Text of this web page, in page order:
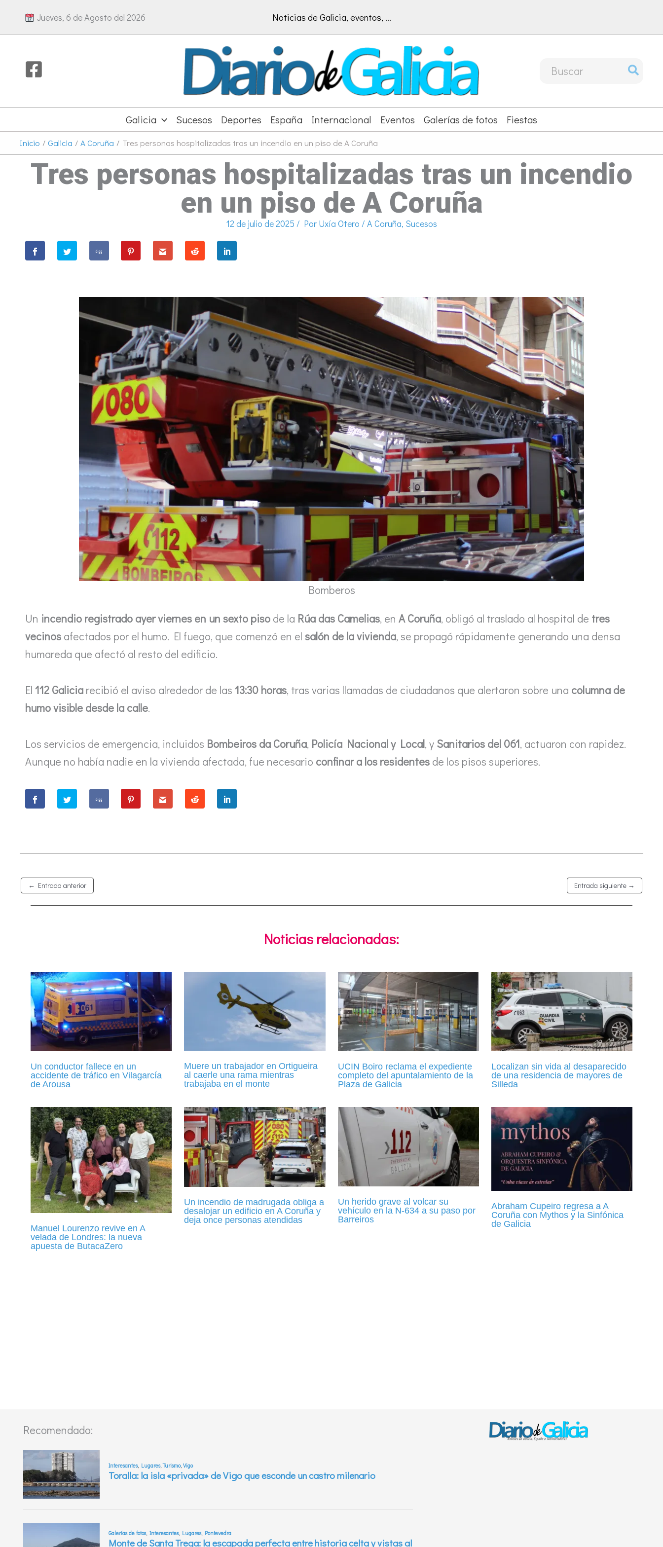
Jueves, 6 de Agosto del 2026 Noticias de Galicia, eventos, ...
Buscar
por:
Galicia Sucesos Deportes España Internacional Eventos Galerías de fotos Fiestas
Inicio Galicia A Coruña Tres personas hospitalizadas tras un incendio en un piso de A Coruña
Tres personas hospitalizadas tras un incendio
en un piso de A Coruña
12 de julio de 2025 / Por Uxía Otero / A Coruña, Sucesos
Bomberos
Un incendio registrado ayer viernes en un sexto piso de la Rúa das Camelias, en A Coruña, obligó al traslado al hospital de tres
vecinos afectados por el humo. El fuego, que comenzó en el salón de la vivienda, se propagó rápidamente generando una densa
humareda que afectó al resto del edificio.
El 112 Galicia recibió el aviso alrededor de las 13:30 horas, tras varias llamadas de ciudadanos que alertaron sobre una columna de
humo visible desde la calle.
Los servicios de emergencia, incluidos Bombeiros da Coruña, Policía Nacional y Local, y Sanitarios del 061, actuaron con rapidez.
Aunque no había nadie en la vivienda afectada, fue necesario confinar a los residentes de los pisos superiores.
← Entrada anterior Entrada siguiente →
Noticias relacionadas:
Un conductor fallece en un
accidente de tráfico en Vilagarcía
de Arousa
Muere un trabajador en Ortigueira
al caerle una rama mientras
trabajaba en el monte
UCIN Boiro reclama el expediente
completo del apuntalamiento de la
Plaza de Galicia
Localizan sin vida al desaparecido
de una residencia de mayores de
Silleda
Manuel Lourenzo revive en A
velada de Londres: la nueva
apuesta de ButacaZero
Un incendio de madrugada obliga a
desalojar un edificio en A Coruña y
deja once personas atendidas
Un herido grave al volcar su
vehículo en la N-634 a su paso por
Barreiros
Abraham Cupeiro regresa a A
Coruña con Mythos y la Sinfónica
de Galicia
Recomendado: